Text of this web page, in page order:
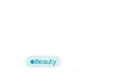
Beauty